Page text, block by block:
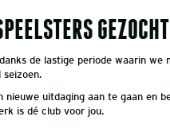
de lastige periode waarin
nieuwe uitdaging aan te gaan en
is dé club voor jou.